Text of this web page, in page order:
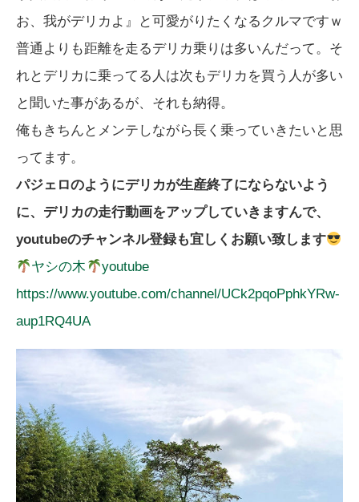
お、我がデリカよ』と可愛がりたくなるクルマですｗ
普通よりも距離を走るデリカ乗りは多いんだって。そ
れとデリカに乗ってる人は次もデリカを買う人が多い
と聞いた事があるが、それも納得。
俺もきちんとメンテしながら長く乗っていきたいと思
ってます。
パジェロのようにデリカが生産終了にならないよう
に、デリカの走行動画をアップしていきますんで、
youtubeのチャンネル登録も宜しくお願い致します
ヤシの木
youtube
https://www.youtube.com/channel/UCk2pqoPphkYRw-
aup1RQ4UA